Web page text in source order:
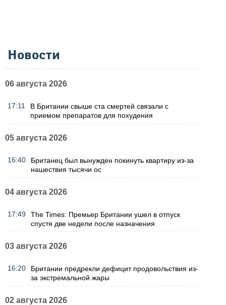
Новости
06 августа 2026
17:11
В Британии свыше ста смертей связали с
приемом препаратов для похудения
05 августа 2026
16:40
Британец был вынужден покинуть квартиру из-за
нашествия тысячи ос
04 августа 2026
17:49
The Times: Премьер Британии ушел в отпуск
спустя две недели после назначения
03 августа 2026
16:20
Британии предрекли дефицит продовольствия из-
за экстремальной жары
02 августа 2026